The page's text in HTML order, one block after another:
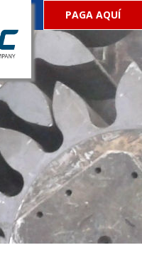
PAGA AQUÍ